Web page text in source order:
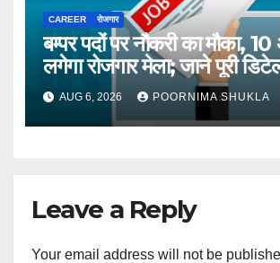
CAREER रोजगार
बम्पर पदों पर नौकरी का मौका,
लगेगा रोजगार मेला; जाने पूरी
AUG 6, 2026 POORNIMA SHUKLA
Leave a Reply
Your email address will not be